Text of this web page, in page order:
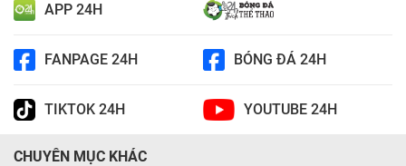
APP 24H
FANPAGE 24H BÓNG ĐÁ 24H
TIKTOK 24H YOUTUBE 24H
CHUYÊN MỤC KHÁC